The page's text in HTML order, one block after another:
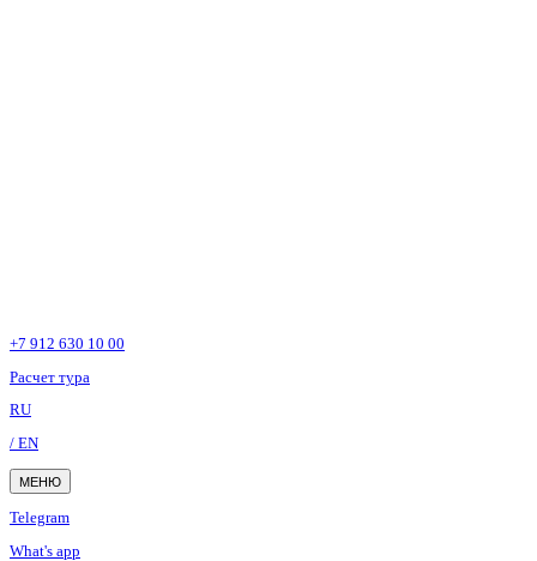
+7 912 630 10 00
Расчет тура
RU
/ EN
МЕНЮ
Telegram
What's app